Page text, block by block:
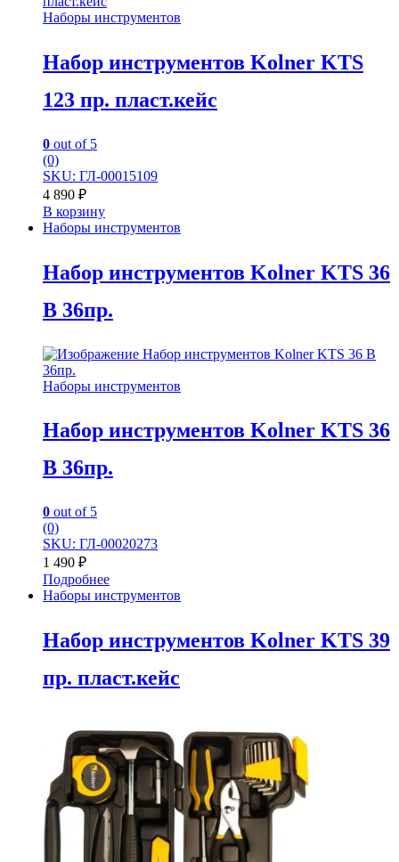
Наборы инструментов
Набор инструментов Kolner KTS
123 пр. пласт.кейс
0 out of 5
(0)
SKU: ГЛ-00015109
4 890 ₽
В корзину
Наборы инструментов
Набор инструментов Kolner KTS 36
B 36пр.
Наборы инструментов
Набор инструментов Kolner KTS 36
B 36пр.
0 out of 5
(0)
SKU: ГЛ-00020273
1 490 ₽
Подробнее
Наборы инструментов
Набор инструментов Kolner KTS 39
пр. пласт.кейс